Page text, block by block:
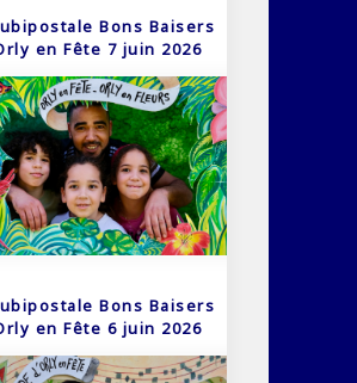
Bons Baisers
en Fête 7 juin 2026
Bons Baisers
en Fête 6 juin 2026